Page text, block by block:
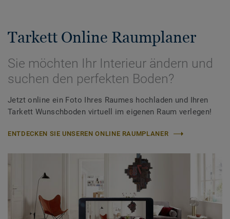
Tarkett Online Raumplaner
Sie möchten Ihr Interieur ändern und
suchen den perfekten Boden?
Jetzt online ein Foto Ihres Raumes hochladen und Ihren
Tarkett Wunschboden virtuell im eigenen Raum verlegen!
ENTDECKEN SIE UNSEREN ONLINE RAUMPLANER